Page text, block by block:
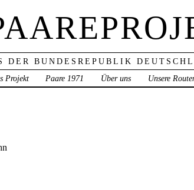
DER BUNDESREPUBLIK
Projekt Paare 1971 Über uns Unsere